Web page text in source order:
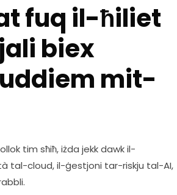
fuq il-ħiliet
biex
mit-
tim sħiħ, iżda jekk dawk il-
tal-cloud, il-ġestjoni tar-riskju tal-AI,